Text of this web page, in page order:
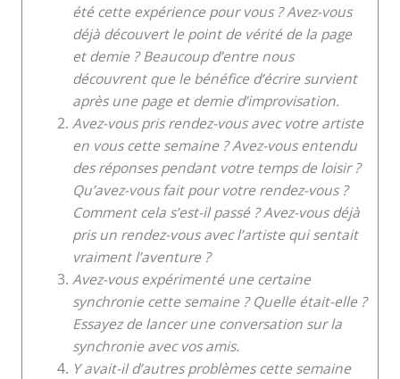
été cette expérience pour vous ? Avez-vous
déjà découvert le point de vérité de la page
et demie ? Beaucoup d’entre nous
découvrent que le bénéfice d’écrire survient
après une page et demie d’improvisation.
Avez-vous pris rendez-vous avec votre artiste
en vous cette semaine ? Avez-vous entendu
des réponses pendant votre temps de loisir ?
Qu’avez-vous fait pour votre rendez-vous ?
Comment cela s’est-il passé ? Avez-vous déjà
pris un rendez-vous avec l’artiste qui sentait
vraiment l’aventure ?
Avez-vous expérimenté une certaine
synchronie cette semaine ? Quelle était-elle ?
Essayez de lancer une conversation sur la
synchronie avec vos amis.
Y avait-il d’autres problèmes cette semaine